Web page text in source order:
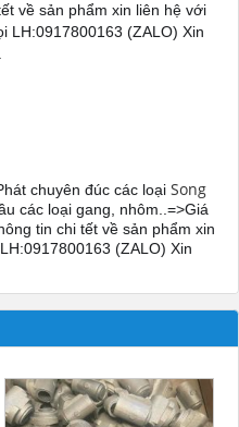
về sản phẩm xin liên hệ với
LH:0917800163 (ZALO) Xin
chuyên đúc các loại Song
các loại gang, nhôm..=>Giá
tin chi tết về sản phẩm xin
(ZALO) Xin